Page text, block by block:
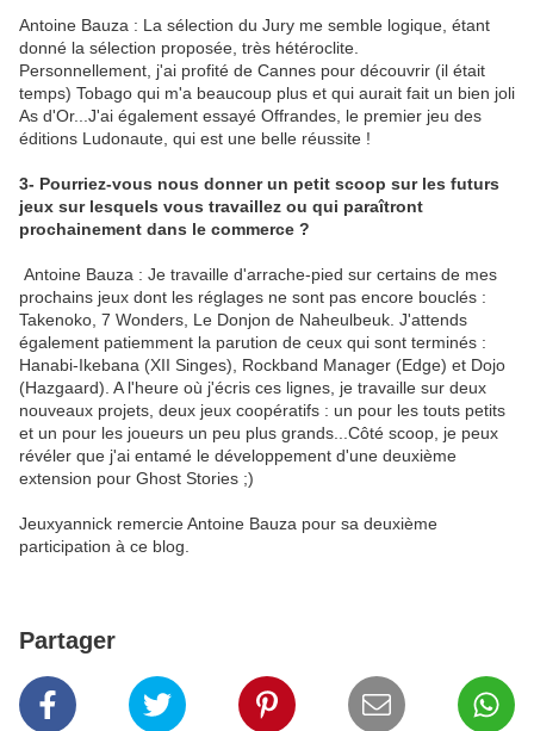
Antoine Bauza : La sélection du Jury me semble logique, étant
donné la sélection proposée, très hétéroclite.
Personnellement, j'ai profité de Cannes pour découvrir (il était
temps) Tobago qui m'a beaucoup plus et qui aurait fait un bien joli
As d'Or...J'ai également essayé Offrandes, le premier jeu des
éditions Ludonaute, qui est une belle réussite !
3- Pourriez-vous nous donner un petit scoop sur les futurs
jeux sur lesquels vous travaillez ou qui paraîtront
prochainement dans le commerce ?
Antoine Bauza : Je travaille d'arrache-pied sur certains de mes
prochains jeux dont les réglages ne sont pas encore bouclés :
Takenoko, 7 Wonders, Le Donjon de Naheulbeuk. J'attends
également patiemment la parution de ceux qui sont terminés :
Hanabi-Ikebana (XII Singes), Rockband Manager (Edge) et Dojo
(Hazgaard). A l'heure où j'écris ces lignes, je travaille sur deux
nouveaux projets, deux jeux coopératifs : un pour les touts petits
et un pour les joueurs un peu plus grands...Côté scoop, je peux
révéler que j'ai entamé le développement d'une deuxième
extension pour Ghost Stories ;)
Jeuxyannick remercie Antoine Bauza pour sa deuxième
participation à ce blog.
Partager